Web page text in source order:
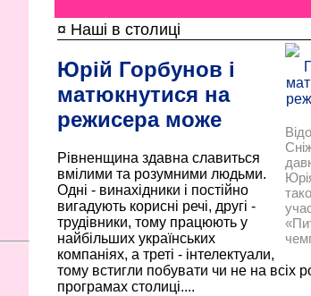
¤ Наші в столиці
Юрій Горбунов і
матюкнутися на
режисера може
Рівненщина здавна славиться
вмілими та розумними людьми.
Одні - винахідники і постійно
вигадують корисні речі, другі -
трудівники, тому працюють у
найбільших українських
компаніях, а треті - інтелектуали,
тому встигли побувати чи не на всіх
програмах столиці....